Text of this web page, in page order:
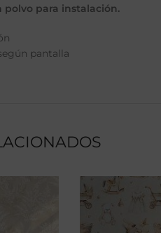
polvo para instalación.
pantalla